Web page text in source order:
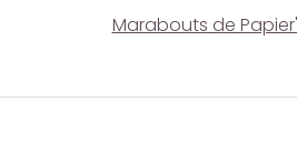
Marabouts de